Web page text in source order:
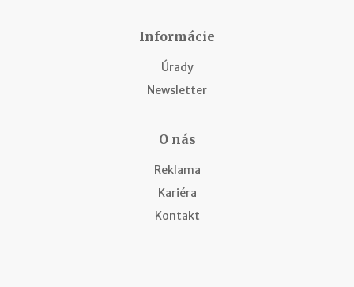
Informácie
Úrady
Newsletter
O nás
Reklama
Kariéra
Kontakt